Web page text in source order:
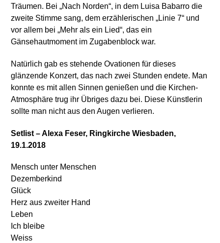
Träumen. Bei „Nach Norden“, in dem Luisa Babarro die
zweite Stimme sang, dem erzählerischen „Linie 7“ und
vor allem bei „Mehr als ein Lied“, das ein
Gänsehautmoment im Zugabenblock war.
Natürlich gab es stehende Ovationen für dieses
glänzende Konzert, das nach zwei Stunden endete. Man
konnte es mit allen Sinnen genießen und die Kirchen-
Atmosphäre trug ihr Übriges dazu bei. Diese Künstlerin
sollte man nicht aus den Augen verlieren.
Setlist – Alexa Feser, Ringkirche Wiesbaden,
19.1.2018
Mensch unter Menschen
Dezemberkind
Glück
Herz aus zweiter Hand
Leben
Ich bleibe
Weiss